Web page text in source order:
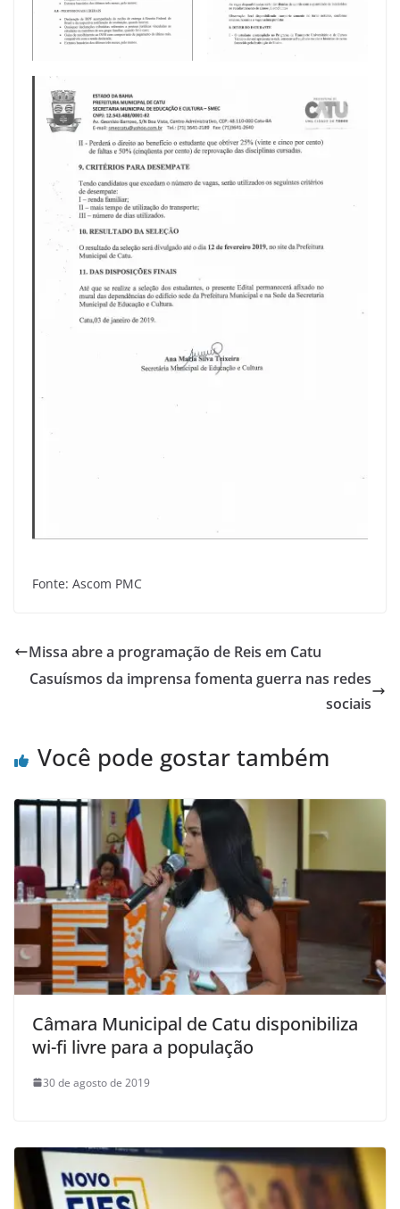
Fonte: Ascom PMC
Missa abre a programação de Reis em Catu
Casuísmos da imprensa fomenta guerra nas redes
sociais
Você pode gostar também
Câmara Municipal de Catu disponibiliza
wi-fi livre para a população
30 de agosto de 2019